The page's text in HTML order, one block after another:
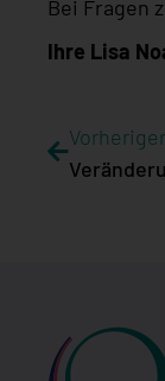
Bei Fragen
Ihre Lisa